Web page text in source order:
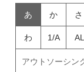
あ か さ
わ 1/A
アウトソーシン